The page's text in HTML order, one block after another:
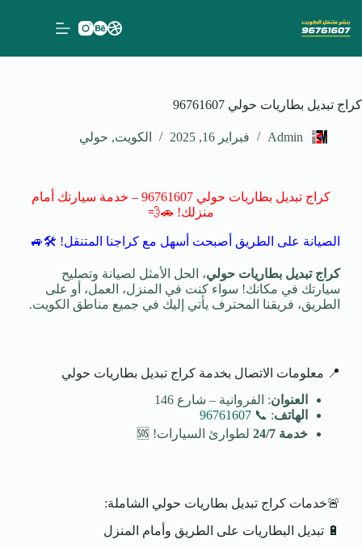
كراج تبديل بطاريات حولي 96761607
Admin فبراير 16, 2025 الكويت, حولي
كراج تبديل بطاريات حولي 96761607 – خدمة سيارتك أمام
منزلك! 🚗💨
الصيانة على الطريق أصبحت أسهل مع كراجنا المتنقل! 🛠️🚙
كراج تبديل بطاريات حولي، الحل الأمثل لصيانة وتصليح
سيارتك في مكانك! سواء كنت في المنزل، العمل، أو على
الطريق، فريقنا المحترف يأتي إليك في جميع مناطق الكويت.
📍 معلومات الاتصال بخدمة كراج تبديل بطاريات حولي
العنوان: الفروانية – شارع 146
الهاتف: 📞
96761607
خدمة 24/7
لطوارئ السيارات! 🆘
🚨خدمات كراج تبديل بطاريات حولي الشاملة:
🔋 تبديل البطاريات على الطريق وأمام المنزل